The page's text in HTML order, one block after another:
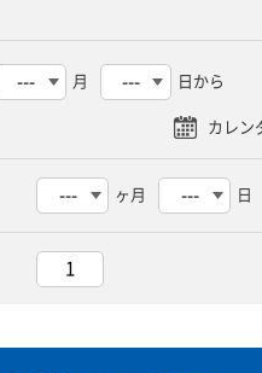
月 日から
ヶ月 日